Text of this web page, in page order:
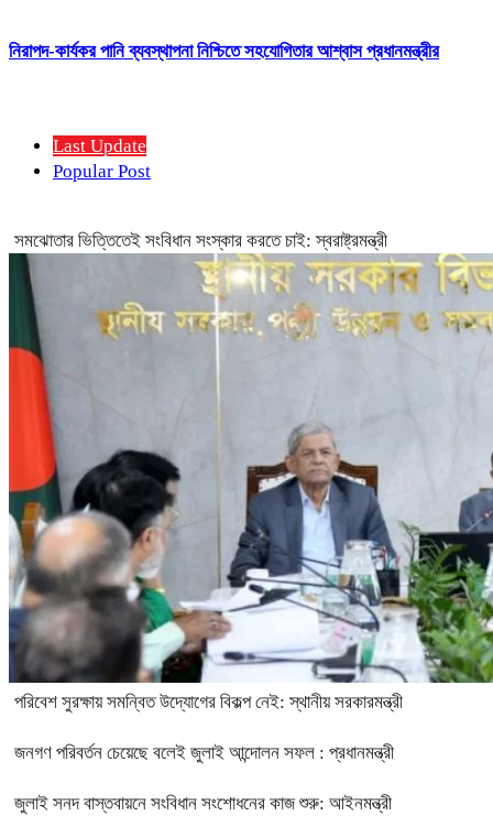
নিরাপদ-কার্যকর পানি ব্যবস্থাপনা নিশ্চিতে সহযোগিতার আশ্বাস প্রধানমন্ত্রীর
Last Update
Popular Post
সমঝোতার ভিত্তিতেই সংবিধান সংস্কার করতে চাই: স্বরাষ্ট্রমন্ত্রী
পরিবেশ সুরক্ষায় সমন্বিত উদ্যোগের বিকল্প নেই: স্থানীয় সরকারমন্ত্রী
জনগণ পরিবর্তন চেয়েছে বলেই জুলাই আন্দোলন সফল : প্রধানমন্ত্রী
জুলাই সনদ বাস্তবায়নে সংবিধান সংশোধনের কাজ শুরু: আইনমন্ত্রী